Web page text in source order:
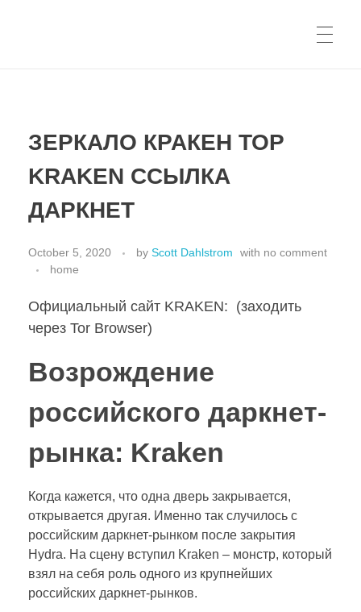
ЗЕРКАЛО КРАКЕН ТОР
KRAKEN ССЫЛКА
ДАРКНЕТ
October 5, 2020 by Scott Dahlstrom with no comment
home
Официальный сайт KRAKEN: (заходить
через Tor Browser)
Возрождение
российского даркнет-
рынка: Kraken
Когда кажется, что одна дверь закрывается,
открывается другая. Именно так случилось с
российским даркнет-рынком после закрытия
Hydra. На сцену вступил Kraken – монстр, который
взял на себя роль одного из крупнейших
российских даркнет-рынков.